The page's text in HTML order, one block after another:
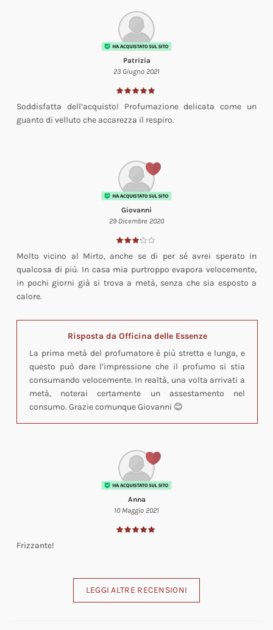
Patrizia
23 Giugno 2021
Soddisfatta dell’acquisto! Profumazione delicata come un
guanto di velluto che accarezza il respiro.
Giovanni
29 Dicembre 2020
Molto vicino al Mirto, anche se di per sé avrei sperato in
qualcosa di più. In casa mia purtroppo evapora velocemente,
in pochi giorni già si trova a metà, senza che sia esposto a
calore.
Risposta da Officina delle Essenze
La prima metà del profumatore è più stretta e lunga, e
questo può dare l’impressione che il profumo si stia
consumando velocemente. In realtà, una volta arrivati a
metà, noterai certamente un assestamento nel
consumo. Grazie comunque Giovanni 😊
Anna
10 Maggio 2021
Frizzante!
LEGGI ALTRE RECENSIONI